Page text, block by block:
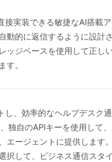
実装できる敏捷なAI搭載
動的に返信するように設計
ッジベースを使用して正し
。
、効率的なヘルプデスク
独自のAPIキーを使用して
エージェントに提供します
択して、ビジネス通信スタ